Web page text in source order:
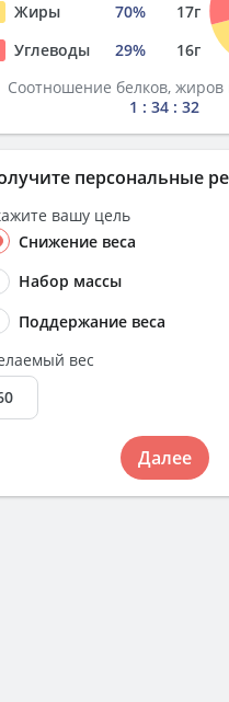
Жиры
70% 17г
Углеводы
29% 16г
Соотношение белков, жиров
1 : 34 : 32
персональные
вашу цель
Снижение веса
Набор массы
Поддержание веса
вес
Далее